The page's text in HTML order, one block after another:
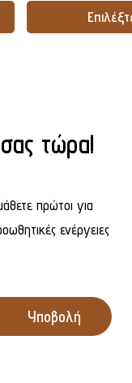
τώρα!
πρώτοι για
ενέργειες